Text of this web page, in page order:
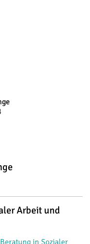
Arbeit und